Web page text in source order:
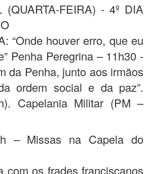
FEIRA) - 4º DIA
“Onde houver erro, que eu
Penha Peregrina – 11h30 -
da Penha, junto aos irmãos
ordem social e da paz”.
Capelania Militar (PM –
– Missas na Capela do
com os frades franciscanos